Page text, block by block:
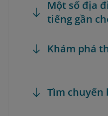
Một số địa
tiếng gần
Khám phá
Tìm chuyến